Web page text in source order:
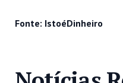
Fonte: IstoéDinheiro